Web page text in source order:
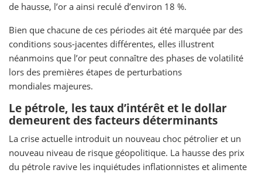
de hausse, l’or a ainsi reculé d’environ 18 %.
Bien que chacune de ces périodes ait été marquée par des
conditions sous-jacentes différentes, elles illustrent
néanmoins que l’or peut connaître des phases de volatilité
lors des premières étapes de perturbations
mondiales majeures.
Le pétrole, les taux d’intérêt et le dollar
demeurent des facteurs déterminants
La crise actuelle introduit un nouveau choc pétrolier et un
nouveau niveau de risque géopolitique. La hausse des prix
du pétrole ravive les inquiétudes inflationnistes et alimente